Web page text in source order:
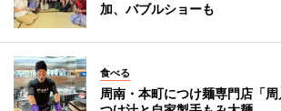
加、バブルショーも
食べる
周南・本町につけ麺専門店「